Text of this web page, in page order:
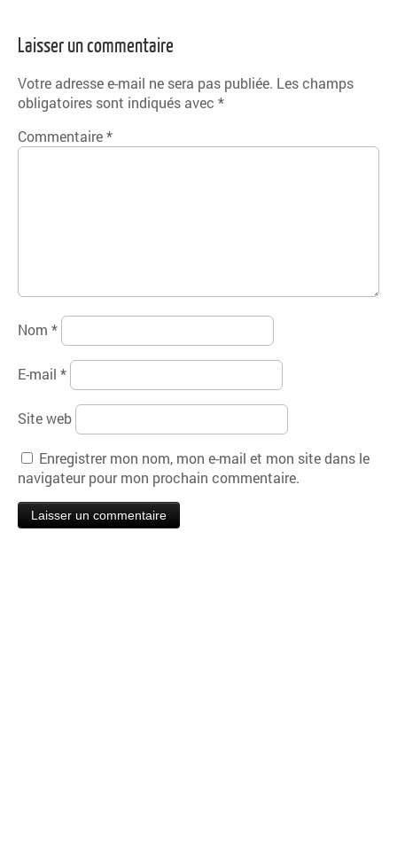
Laisser un commentaire
Votre adresse e-mail ne sera pas publiée. Les champs
obligatoires sont indiqués avec *
Commentaire*
Nom *
E-mail *
Site web
Enregistrer mon nom, mon e-mail et mon site dans le
navigateur pour mon prochain commentaire.